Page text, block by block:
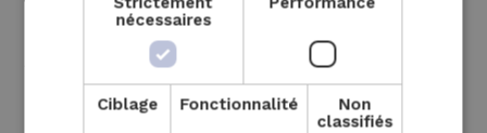
deux sources. Cela permet une grande
souplesse d’utilisation. En outre, une
chaudière électrique peut être une
alternative intéressante en tant
nécessaires
Ciblage Fonctionnalité
Non
classifiés